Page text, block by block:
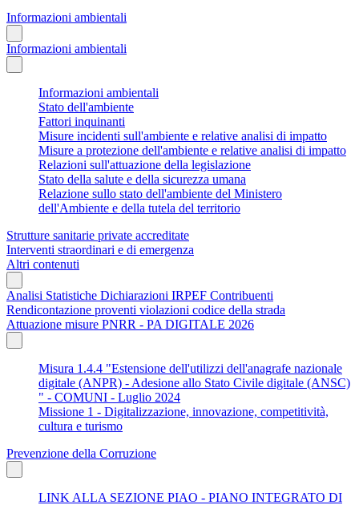
Informazioni ambientali
Informazioni ambientali
Informazioni ambientali
Stato dell'ambiente
Fattori inquinanti
Misure incidenti sull'ambiente e relative analisi di impatto
Misure a protezione dell'ambiente e relative analisi di impatto
Relazioni sull'attuazione della legislazione
Stato della salute e della sicurezza umana
Relazione sullo stato dell'ambiente del Ministero
dell'Ambiente e della tutela del territorio
Strutture sanitarie private accreditate
Interventi straordinari e di emergenza
Altri contenuti
Analisi Statistiche Dichiarazioni IRPEF Contribuenti
Rendicontazione proventi violazioni codice della strada
Attuazione misure PNRR - PA DIGITALE 2026
Misura 1.4.4 "Estensione dell'utilizzi dell'anagrafe nazionale
digitale (ANPR) - Adesione allo Stato Civile digitale (ANSC)
" - COMUNI - Luglio 2024
Missione 1 - Digitalizzazione, innovazione, competitività,
cultura e turismo
Prevenzione della Corruzione
LINK ALLA SEZIONE PIAO - PIANO INTEGRATO DI